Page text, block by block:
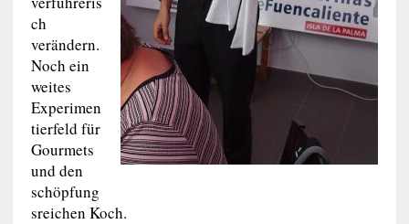
ch
verändern.
Noch ein
weites
Experimen
tierfeld für
Gourmets
und den
schöpfung
sreichen Koch.